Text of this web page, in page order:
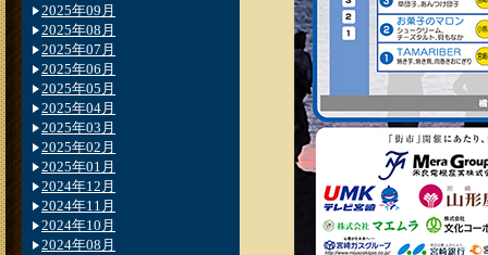
2025年09月
2025年08月
2025年07月
2025年06月
2025年05月
2025年04月
2025年03月
2025年02月
2025年01月
2024年12月
2024年11月
2024年10月
2024年08月